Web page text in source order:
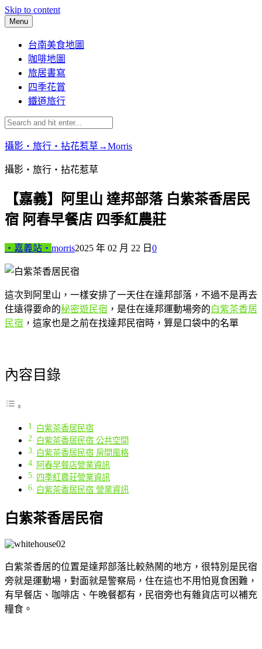
Skip to content
Menu
台南美食地圖
咖啡地圖
旅居書寫
四季花賞
鐵道旅行
攝影‧旅行‧拈花惹草→Morris
攝影‧旅行‧拈花惹草
【嘉義】阿里山 達邦部落 白紫茶香居民
宿 阿春早餐店 四季紅農莊
‧嘉義站‧ morris2025 年 02 月 22 日 0
這次到阿里山，一樣安排了一天住在達邦部落，不過不是再去
住遠得要命的秘密遊民宿 ，是住在達邦運動場旁的白紫茶香居
民宿 ，這家也是之前在找達邦民宿時，算是口袋中的名單
內容目錄
白紫茶香居民宿
白紫茶香居民宿 公共空間
白紫茶香居民宿 房間風格
阿春早餐店營業資訊
四季紅農莊營業資訊
白紫茶香居民宿 營業資訊
白紫茶香居民宿
白紫茶香居的位置是達邦部落比較熱鬧的地方，很特別是民宿
旁就是運動場，對面就是警察局，住在這也不用怕覓食困難，
有早餐店、咖啡店、午晚餐都有，民宿旁也有雜貨店可以補充
糧食。